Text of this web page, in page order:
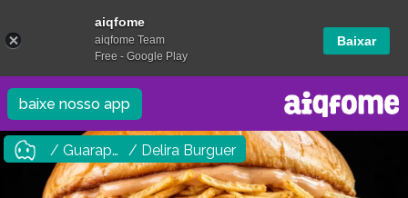
baixe nosso app
/ Guarapuava / Delira Burguer
aiqfome
aiqfome Team
Free - Google Play
Baixar